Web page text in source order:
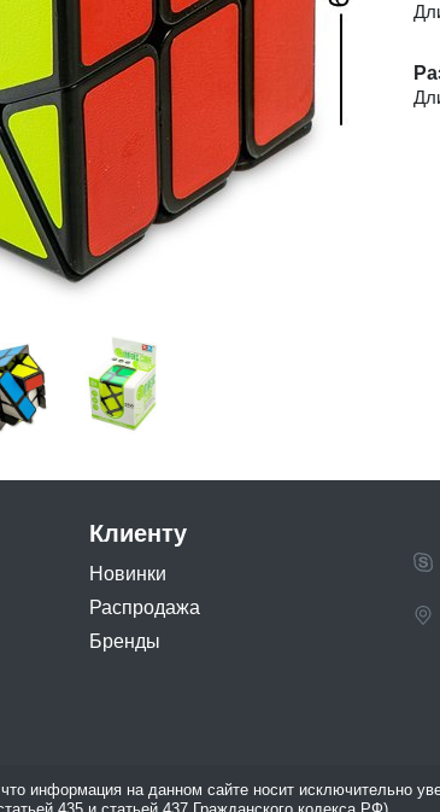
Клиенту
Новинки
Распродажа
Бренды
информация на данном сайте носит исключительно